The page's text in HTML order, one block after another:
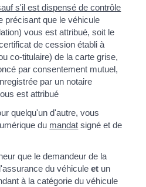
s'il est dispensé de contrôle
précisant que le véhicule
vous est attribué, soit le
de cession établi à
co-titulaire) de la carte grise,
par consentement mutuel,
par un notaire
est attribué
quelqu'un d'autre, vous
du mandat signé et de
que le demandeur de la
du véhiculeet un
à la catégorie du véhicule